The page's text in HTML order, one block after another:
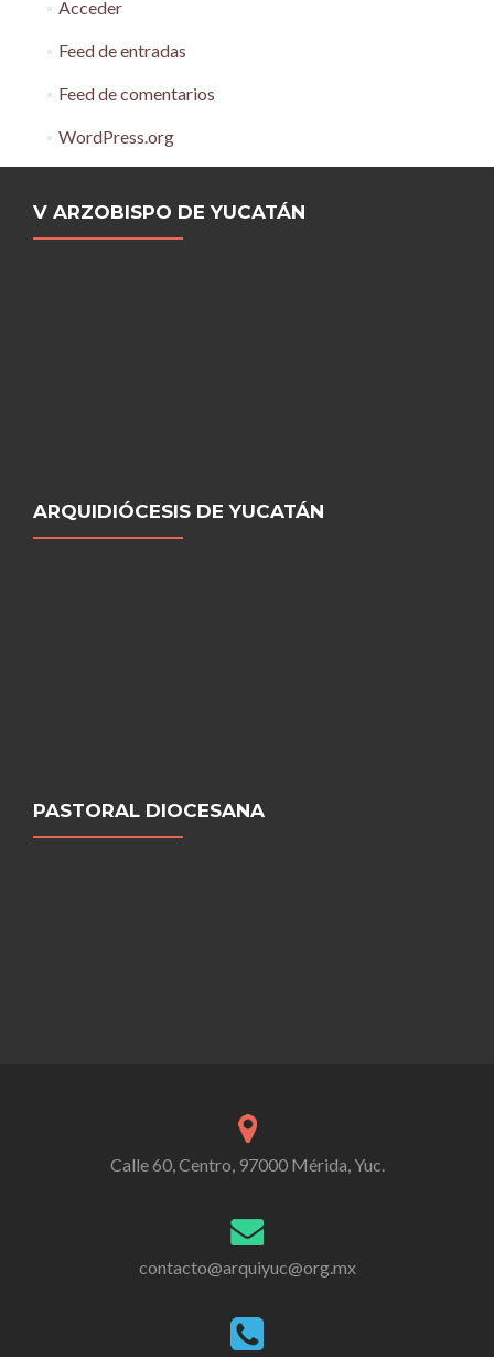
Acceder
Feed de entradas
Feed de comentarios
WordPress.org
V ARZOBISPO DE YUCATÁN
ARQUIDIÓCESIS DE YUCATÁN
PASTORAL DIOCESANA
Calle 60, Centro, 97000 Mérida, Yuc.
contacto@arquiyuc@org.mx